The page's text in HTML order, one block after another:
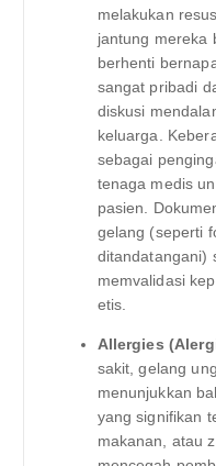
melakukan
jantung mereka
berhenti
sangat pribadi
diskusi
keluarga.
sebagai
tenaga medis
pasien.
gelang (seperti
ditandatangani)
memvalidasi
etis.
Allergies
sakit, gelang
menunjukkan
yang signifikan
makanan, atau